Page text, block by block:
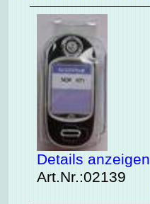
Details anzeigen
Art.Nr.:02139